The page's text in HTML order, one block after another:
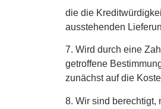
die die
ausstehenden
7. Wird durch eine
getroffene
zunächst auf die
8. Wir sind berechtigt,